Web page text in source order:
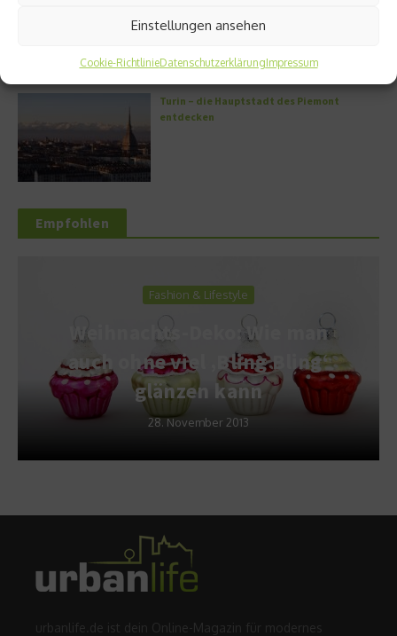
Einstellungen ansehen
Cookie-RichtlinieDatenschutzerklärungImpressum
Turin – die Hauptstadt des Piemont
entdecken
Empfohlen
Fashion & Lifestyle
Weihnachts-Deko: Wie man
auch ohne viel ‚Bling Bling‘
glänzen kann
28. November 2013
urbanlife.de ist dein Online-Magazin für modernes